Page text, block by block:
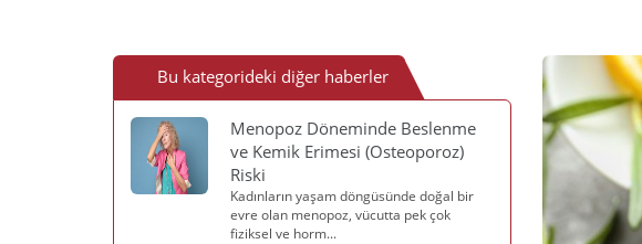
Bu kategorideki diğer haberler
Menopoz Döneminde Beslenme
ve Kemik Erimesi (Osteoporoz)
Riski
Kadınların yaşam döngüsünde doğal bir
evre olan menopoz, vücutta pek çok
fiziksel ve horm...